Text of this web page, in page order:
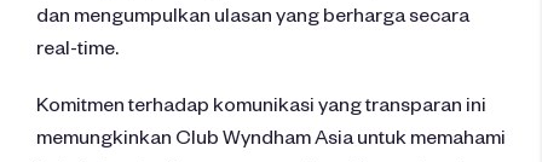
dan mengumpulkan ulasan yang berharga secara
real-time.
Komitmen terhadap komunikasi yang transparan ini
memungkinkan Club Wyndham Asia untuk memahami